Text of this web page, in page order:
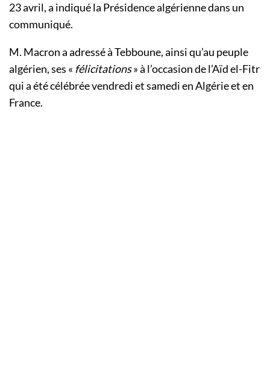
23 avril, a indiqué la Présidence algérienne dans un
communiqué.
M. Macron a adressé à Tebboune, ainsi qu’au peuple
algérien, ses « félicitations» à l’occasion de l’Aïd el-Fitr
qui a été célébrée vendredi et samedi en Algérie et en
France.